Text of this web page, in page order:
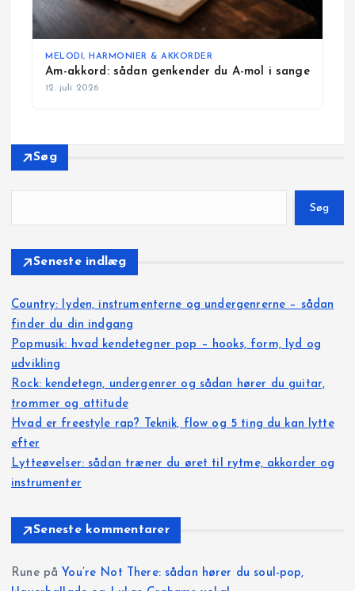
MELODI, HARMONIER & AKKORDER
Am-akkord: sådan genkender du A-mol i sange
12. juli 2026
Søg
Søg
Seneste indlæg
Country: lyden, instrumenterne og undergenrerne – sådan
finder du din indgang
Popmusik: hvad kendetegner pop – hooks, form, lyd og
udvikling
Rock: kendetegn, undergenrer og sådan hører du guitar,
trommer og attitude
Hvad er freestyle rap? Teknik, flow og 5 ting du kan lytte
efter
Lytteøvelser: sådan træner du øret til rytme, akkorder og
instrumenter
Seneste kommentarer
Runepå You’re Not There: sådan hører du soul-pop,